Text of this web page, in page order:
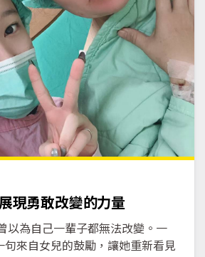
現勇敢改變的力量
以為自己一輩子都無法改變。一
句來自女兒的鼓勵，讓她重新看見